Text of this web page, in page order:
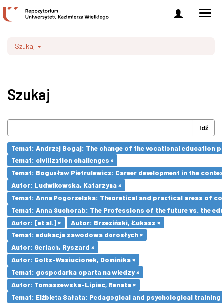
Zaloguj
się
Szukaj
Szukaj
Idź
Temat: Andrzej Bogaj: The change of the vocational education
Temat: civilization challenges ×
Temat: Bogusław Pietrulewicz: Career development in the
Autor: Ludwikowska, Katarzyna ×
Temat: Anna Pogorzelska: Theoretical and practical areas of
Temat: Anna Suchorab: The Professions of the future vs. the
Autor: [et al.] ×
Autor: Brzeziński, Łukasz ×
Temat: edukacja zawodowa dorosłych ×
Autor: Gerlach, Ryszard ×
Autor: Goltz-Wasiucionek, Dominika ×
Temat: gospodarka oparta na wiedzy ×
Autor: Tomaszewska-Lipiec, Renata ×
Temat: Elżbieta Sałata: Pedagogical and psychological